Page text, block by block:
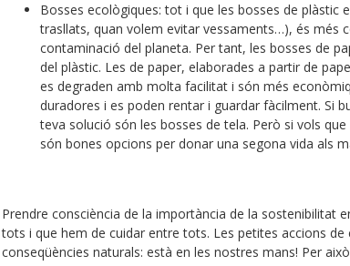
Bosses ecològiques: tot i que les bosses de plàstic
trasllats, quan volem evitar vessaments…), és més
contaminació del planeta. Per tant, les bosses de
del plàstic. Les de paper, elaborades a partir de
es degraden amb molta facilitat i són més
duradores i es poden rentar i guardar fàcilment. Si
teva solució són les bosses de tela. Però si vols
són bones opcions per donar una segona vida als
Prendre consciència de la importància de la sostenibilitat
tots i que hem de cuidar entre tots. Les petites accions
conseqüències naturals: està en les nostres mans! Per